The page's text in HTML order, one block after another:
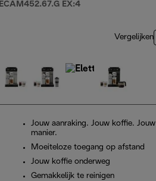
ECAM452.67.G EX:4
Vergelijken
Jouw aanraking. Jouw koffie. Jouw
manier.
Moeiteloze toegang op afstand
Jouw koffie onderweg
Gemakkelijk te reinigen